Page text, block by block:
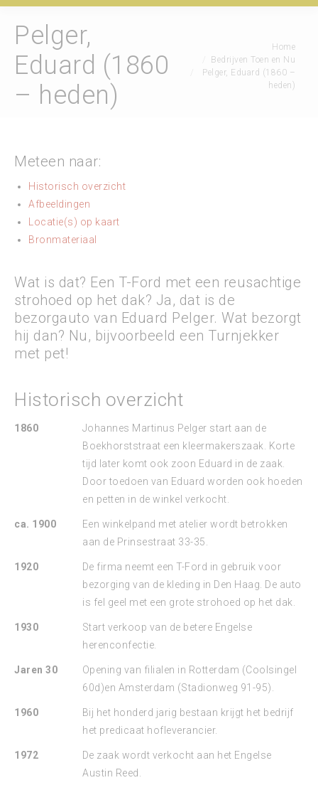
Pelger,
Eduard (1860
– heden)
Home
Bedrijven Toen en Nu
Pelger, Eduard (1860 –
heden)
Meteen naar:
Historisch overzicht
Afbeeldingen
Locatie(s) op kaart
Bronmateriaal
Wat is dat? Een T-Ford met een reusachtige
strohoed op het dak? Ja, dat is de
bezorgauto van Eduard Pelger. Wat bezorgt
hij dan? Nu, bijvoorbeeld een Turnjekker
met pet!
Historisch overzicht
1860
Johannes Martinus Pelger start aan de
Boekhorststraat een kleermakerszaak. Korte
tijd later komt ook zoon Eduard in de zaak.
Door toedoen van Eduard worden ook hoeden
en petten in de winkel verkocht.
ca. 1900
Een winkelpand met atelier wordt betrokken
aan de Prinsestraat 33-35.
1920
De firma neemt een T-Ford in gebruik voor
bezorging van de kleding in Den Haag. De auto
is fel geel met een grote strohoed op het dak.
1930
Start verkoop van de betere Engelse
herenconfectie.
Jaren 30
Opening van filialen in Rotterdam (Coolsingel
60d)en Amsterdam (Stadionweg 91-95).
1960
Bij het honderd jarig bestaan krijgt het bedrijf
het predicaat hofleverancier.
1972
De zaak wordt verkocht aan het Engelse
Austin Reed.